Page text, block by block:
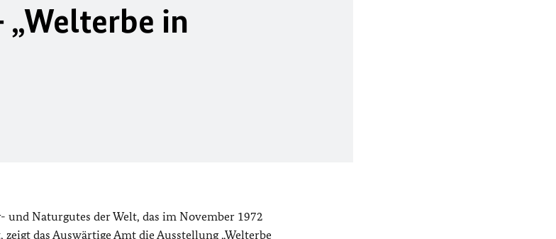
in
und Naturgutes der Welt, das im November 1972
das Auswärtige Amt die Ausstellung „Welterbe